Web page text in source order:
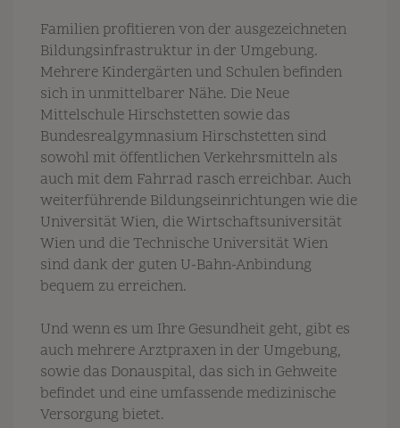
Familien profitieren von der ausgezeichneten
Bildungsinfrastruktur in der Umgebung.
Mehrere Kindergärten und Schulen befinden
sich in unmittelbarer Nähe. Die Neue
Mittelschule Hirschstetten sowie das
Bundesrealgymnasium Hirschstetten sind
sowohl mit öffentlichen Verkehrsmitteln als
auch mit dem Fahrrad rasch erreichbar. Auch
weiterführende Bildungseinrichtungen wie die
Universität Wien, die Wirtschaftsuniversität
Wien und die Technische Universität Wien
sind dank der guten U-Bahn-Anbindung
bequem zu erreichen.
Und wenn es um Ihre Gesundheit geht, gibt es
auch mehrere Arztpraxen in der Umgebung,
sowie das Donauspital, das sich in Gehweite
befindet und eine umfassende medizinische
Versorgung bietet.